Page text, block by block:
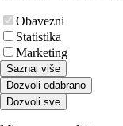
Obavezni
Statistika
Marketing
Saznaj više
Dozvoli odabrano
Dozvoli sve